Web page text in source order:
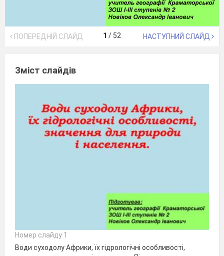
ПОПЕРЕДНІЙ СЛАЙД 1 / 52 НАСТУПНИЙ СЛАЙД
Зміст слайдів
Номер слайду 1
Води суходолу Африки, їх гідрологічні особливості,